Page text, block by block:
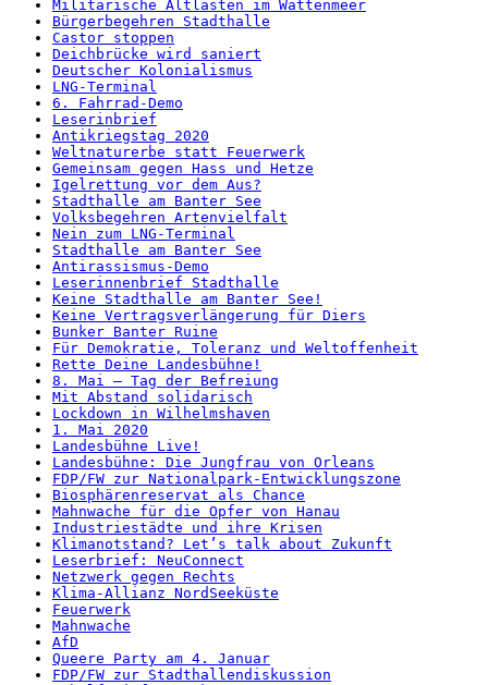
Militärische Altlasten im Wattenmeer
Bürgerbegehren Stadthalle
Castor stoppen
Deichbrücke wird saniert
Deutscher Kolonialismus
LNG-Terminal
6. Fahrrad-Demo
Leserinbrief
Antikriegstag 2020
Weltnaturerbe statt Feuerwerk
Gemeinsam gegen Hass und Hetze
Igelrettung vor dem Aus?
Stadthalle am Banter See
Volksbegehren Artenvielfalt
Nein zum LNG-Terminal
Stadthalle am Banter See
Antirassismus-Demo
Leserinnenbrief Stadthalle
Keine Stadthalle am Banter See!
Keine Vertragsverlängerung für Diers
Bunker Banter Ruine
Für Demokratie, Toleranz und Weltoffenheit
Rette Deine Landesbühne!
8. Mai – Tag der Befreiung
Mit Abstand solidarisch
Lockdown in Wilhelmshaven
1. Mai 2020
Landesbühne Live!
Landesbühne: Die Jungfrau von Orleans
FDP/FW zur Nationalpark-Entwicklungszone
Biosphärenreservat als Chance
Mahnwache für die Opfer von Hanau
Industriestädte und ihre Krisen
Klimanotstand? Let’s talk about Zukunft
Leserbrief: NeuConnect
Netzwerk gegen Rechts
Klima-Allianz NordSeeküste
Feuerwerk
Mahnwache
AfD
Queere Party am 4. Januar
FDP/FW zur Stadthallendiskussion